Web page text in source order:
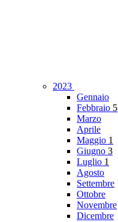
2023
Gennaio
Febbraio 5
Marzo
Aprile
Maggio 1
Giugno 3
Luglio 1
Agosto
Settembre
Ottobre
Novembre
Dicembre